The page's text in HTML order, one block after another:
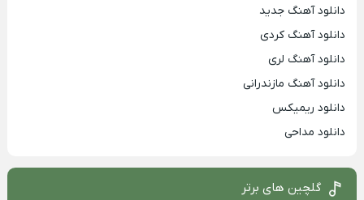
دانلود آهنگ جدید
دانلود آهنگ کردی
دانلود آهنگ لری
دانلود آهنگ مازندرانی
دانلود ریمیکس
دانلود مداحی
گلچین های برتر